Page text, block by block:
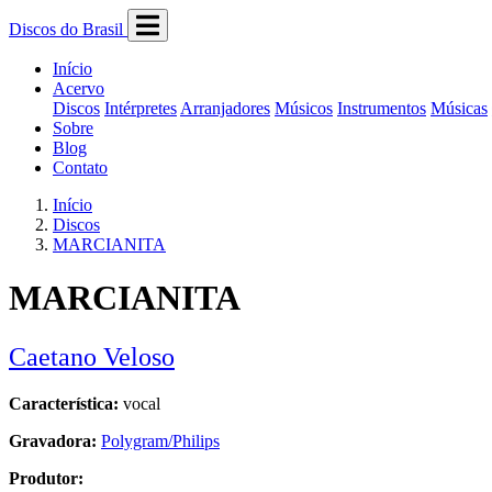
Discos do Brasil
Início
Acervo
Discos Intérpretes Arranjadores Músicos Instrumentos Músicas
Sobre
Blog
Contato
Início
Discos
MARCIANITA
MARCIANITA
Caetano Veloso
Característica: vocal
Gravadora: Polygram/Philips
Produtor: